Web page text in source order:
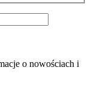
o nowościach i